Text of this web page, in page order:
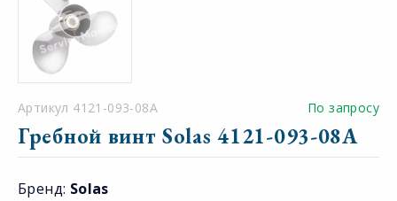
Артикул 4121-093-08A По запросу
Гребной винт Solas 4121-093-08A
Бренд: Solas